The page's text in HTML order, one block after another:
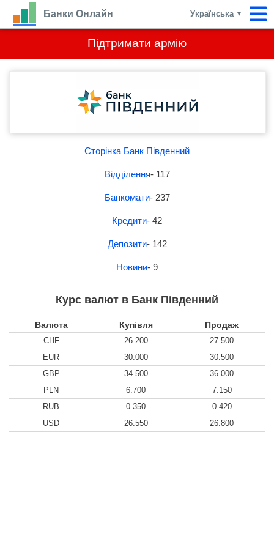
Підтримати армію
Банки Онлайн Українська ▼
Сторінка Банк Південний
Відділення- 117
Банкомати- 237
Кредити- 42
Депозити- 142
Новини- 9
Курс валют в Банк Південний
Валюта Купівля Продаж
CHF 26.200
27.500
EUR
30.000
30.500
GBP
34.500
36.000
PLN
6.700
7.150
RUB
0.350
0.420
USD
26.550 26.800